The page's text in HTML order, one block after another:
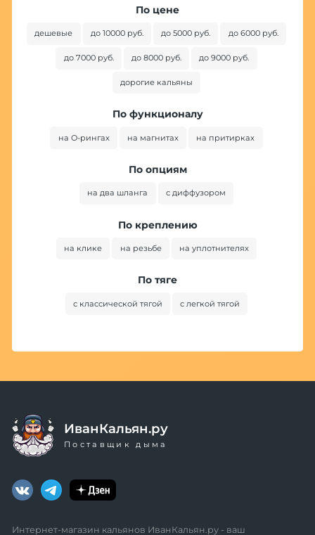
По цене
дешевые до 10000 руб. до 5000 руб. до 6000 руб.
до 7000 руб. до 8000 руб. до 9000 руб.
дорогие кальяны
По функционалу
на O-рингах на магнитах на притирках
По опциям
на два шланга с диффузором
По креплению
на клике на резьбе на уплотнителях
По тяге
с классической тягой с легкой тягой
ИванКальян.ру
Поставщик дыма
Интернет-магазин кальянов ИванКальян.ру - ваш